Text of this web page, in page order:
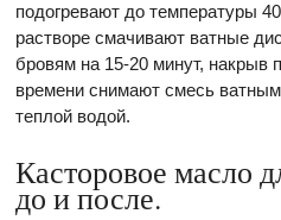
подогревают до температуры
растворе смачивают ватные
бровям на 15-20 минут, накрыв
времени снимают смесь
теплой водой.
Касторовое масло
до и после.